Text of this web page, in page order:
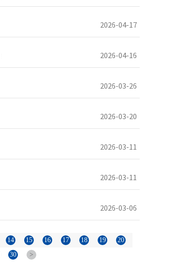
2026-04-17
2026-04-16
2026-03-26
2026-03-20
2026-03-11
2026-03-11
2026-03-06
14 15 16 17 18 19
20
30 >